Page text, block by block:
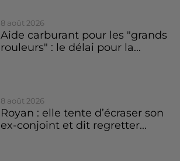
8 août 2026
Aide carburant pour les "grands
rouleurs" : le délai pour la...
8 août 2026
Royan : elle tente d’écraser son
ex-conjoint et dit regretter...